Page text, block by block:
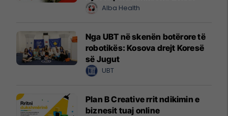
Alba Health
Nga UBT në skenën botërore të
robotikës: Kosova drejt Koresë
së Jugut
UBT
Plan B Creative rrit ndikimin e
biznesit tuaj online